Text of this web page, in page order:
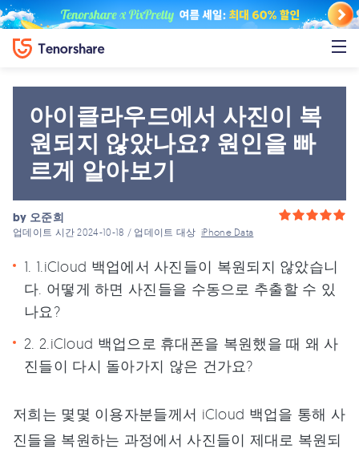
아이클라우드에서 사진이 복
원되지 않았나요? 원인을 빠
르게 알아보기
by 오준희
업데이트 시간 2024-10-18 / 업데이트 대상iPhone Data
1. 1.iCloud 백업에서 사진들이 복원되지 않았습니
다. 어떻게 하면 사진들을 수동으로 추출할 수 있
나요?
2. 2.iCloud 백업으로 휴대폰을 복원했을 때 왜 사
진들이 다시 돌아가지 않은 건가요?
저희는 몇몇 이용자분들께서 iCloud 백업을 통해 사
진들을 복원하는 과정에서 사진들이 제대로 복원되